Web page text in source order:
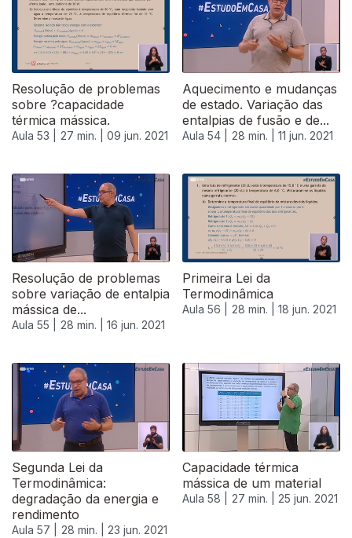
Resolução de problemas
sobre ?capacidade
térmica mássica.
Aula 53 | 27 min. | 09 jun. 2021
Aquecimento e mudanças
de estado. Variação das
entalpias de fusão e de...
Aula 54 | 28 min. | 11 jun. 2021
Resolução de problemas
sobre variação de entalpia
mássica de...
Aula 55 | 28 min. | 16 jun. 2021
Primeira Lei da
Termodinâmica
Aula 56 | 28 min. | 18 jun. 2021
Segunda Lei da
Termodinâmica:
degradação da energia e
rendimento
Aula 57 | 28 min. | 23 jun. 2021
Capacidade térmica
mássica de um material
Aula 58 | 27 min. | 25 jun. 2021
553358